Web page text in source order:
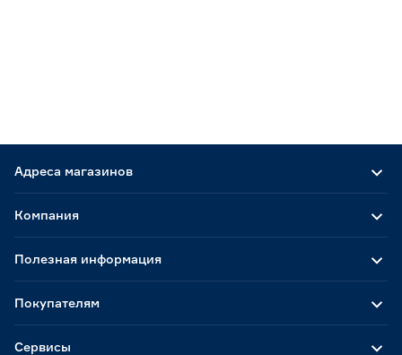
Адреса магазинов
Компания
Полезная информация
Покупателям
Сервисы